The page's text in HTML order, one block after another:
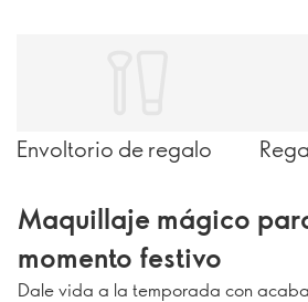
Envoltorio de regalo
Maquillaje mágico
momento festivo
Dale vida a la temporada con